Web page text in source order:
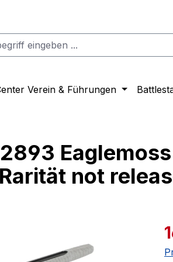
Verein & Führungen
not